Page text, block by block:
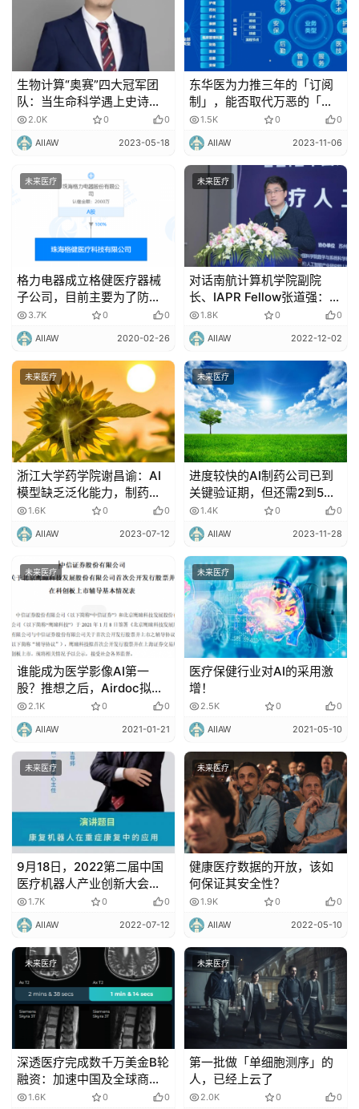
驾
驶
智
城
内
容
生物计算“奥赛”四大冠军团
队：当生命科学遇上史诗级
AI，何去何从？
2.0K 0 0
AIIAW 2023-05-18
东华医为力推三年的「订阅
制」，能否取代万恶的「接
口费」？
1.5K 0 0
AIIAW 2023-11-06
未来医疗
格力电器成立格健医疗器械
子公司，目前主要为了防疫
医疗物资短缺问题！
3.7K 0 0
AIIAW 2020-02-26
未来医疗
对话南航计算机学院副院
长、IAPR Fellow张道强：如
何高效提取脑影像的有效特
征？｜CMAI 2022
1.8K 0 0
AIIAW 2022-12-02
未来医疗
浙江大学药学院谢昌谕：AI
模型缺乏泛化能力，制药仍
需在传统计算框架之下
1.6K 0 0
AIIAW 2023-07-12
未来医疗
进度较快的AI制药公司已到
关键验证期，但还需2到5年
迈过「死亡谷」
1.4K 0 0
AIIAW 2023-11-28
未来医疗
谁能成为医学影像AI第一
股？推想之后，Airdoc拟科
创板上市 ！
2.1K 0 0
AIIAW 2021-01-21
未来医疗
医疗保健行业对AI的采用激
增！
2.5K 0 0
AIIAW 2021-05-10
未来医疗
9月18日，2022第二届中国
医疗机器人产业创新大会在
深圳召开！
1.7K 0 0
AIIAW 2022-07-12
未来医疗
健康医疗数据的开放，该如
何保证其安全性？
1.9K 0 0
AIIAW 2022-05-10
未来医疗
深透医疗完成数千万美金B轮
融资：加速中国及全球商业
化，年内订单近亿元
1.6K 0 0
未来医疗
第一批做「单细胞测序」的
人，已经上云了
2.0K 0 0